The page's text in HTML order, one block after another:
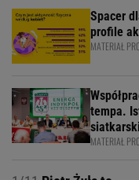
Spacer
profile
MATERIAŁ
tempa.
MATERIAŁ